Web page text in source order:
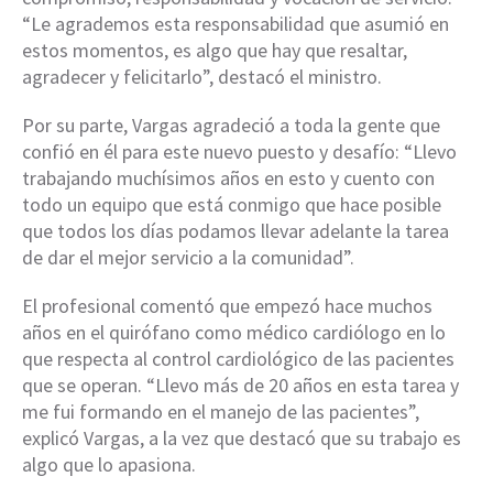
“Le agrademos esta responsabilidad que asumió en
estos momentos, es algo que hay que resaltar,
agradecer y felicitarlo”, destacó el ministro.
Por su parte, Vargas agradeció a toda la gente que
confió en él para este nuevo puesto y desafío: “Llevo
trabajando muchísimos años en esto y cuento con
todo un equipo que está conmigo que hace posible
que todos los días podamos llevar adelante la tarea
de dar el mejor servicio a la comunidad”.
El profesional comentó que empezó hace muchos
años en el quirófano como médico cardiólogo en lo
que respecta al control cardiológico de las pacientes
que se operan. “Llevo más de 20 años en esta tarea y
me fui formando en el manejo de las pacientes”,
explicó Vargas, a la vez que destacó que su trabajo es
algo que lo apasiona.